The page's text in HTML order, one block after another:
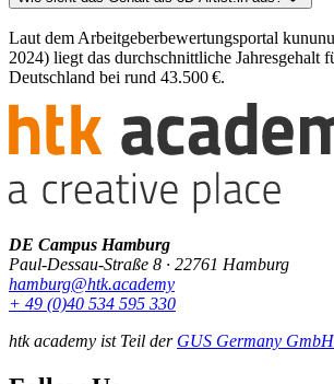
Laut dem Arbeitgeberbewertungsportal
2024) liegt das durchschnittliche Jahresgehalt
Deutschland bei rund 43.500 €.
DE Campus Hamburg
Paul-Dessau-Straße 8 · 22761 Hamburg
hamburg@htk.academy
+ 49 (0)40 534 595 330
htk academy ist Teil der GUS Germany